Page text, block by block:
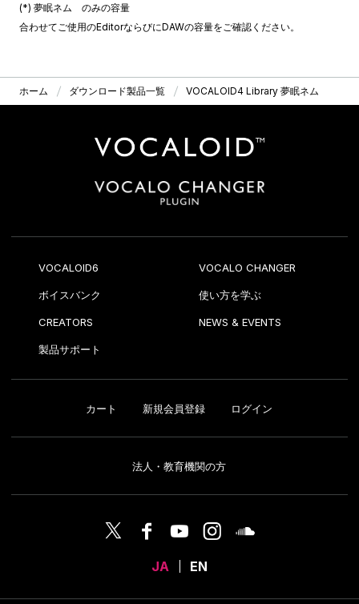
(*) 夢眠ネム のみの容量
合わせてご使用のEditorならびにDAWの容量をご確認ください。
ホーム ダウンロード製品一覧 VOCALOID4 Library 夢眠ネム
VOCALOID6 VOCALO CHANGER
ボイスバンク 使い方を学ぶ
CREATORS NEWS & EVENTS
製品サポート
カート 新規会員登録 ログイン
法人・教育機関の方
JA EN